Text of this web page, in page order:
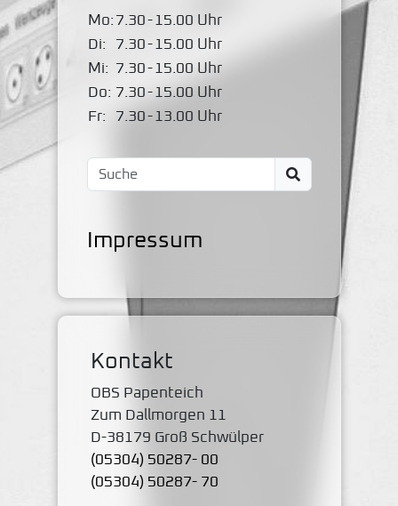
Mo: 7.30- 15.00 Uhr
Di:
7.30- 15.00 Uhr
Mi: 7.30- 15.00 Uhr
Do: 7.30- 15.00 Uhr
Fr:
7.30- 13.00 Uhr
Impressum
Kontakt
OBS Papenteich
Zum Dallmorgen 11
D-38179 Groß Schwülper
(05304) 50287- 00
(05304) 50287- 70